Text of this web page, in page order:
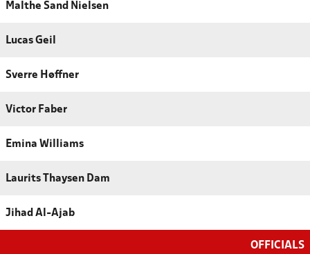
Malthe Sand Nielsen
Lucas Geil
Sverre Høffner
Victor Faber
Emina Williams
Laurits Thaysen Dam
Jihad Al-Ajab
OFFICIALS